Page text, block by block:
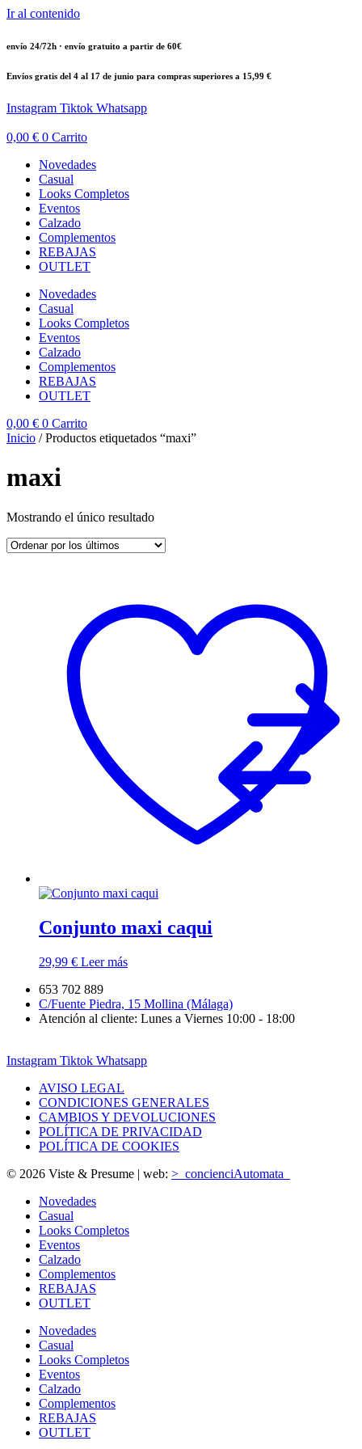
Ir al contenido
envío 24/72h · envío gratuito a partir de 60€
Envíos gratis del 4 al 17 de junio para compras superiores a 15,99 €
Instagram Tiktok Whatsapp
0,00 € 0 Carrito
Novedades
Casual
Looks Completos
Eventos
Calzado
Complementos
REBAJAS
OUTLET
Novedades
Casual
Looks Completos
Eventos
Calzado
Complementos
REBAJAS
OUTLET
0,00 € 0 Carrito
Inicio / Productos etiquetados “maxi”
maxi
Mostrando el único resultado
Conjunto maxi caqui
29,99 € Leer más
653 702 889
C/Fuente Piedra, 15 Mollina (Málaga)
Atención al cliente: Lunes a Viernes 10:00 - 18:00
Instagram Tiktok Whatsapp
AVISO LEGAL
CONDICIONES GENERALES
CAMBIOS Y DEVOLUCIONES
POLÍTICA DE PRIVACIDAD
POLÍTICA DE COOKIES
© 2026 Viste & Presume | web: >_concienciAutomata_
Novedades
Casual
Looks Completos
Eventos
Calzado
Complementos
REBAJAS
OUTLET
Novedades
Casual
Looks Completos
Eventos
Calzado
Complementos
REBAJAS
OUTLET